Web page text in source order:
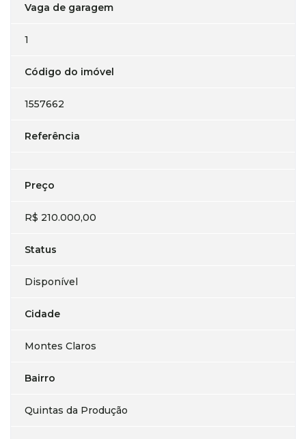
Vaga de garagem
1
Código do imóvel
1557662
Referência
Preço
R$ 210.000,00
Status
Disponível
Cidade
Montes Claros
Bairro
Quintas da Produção